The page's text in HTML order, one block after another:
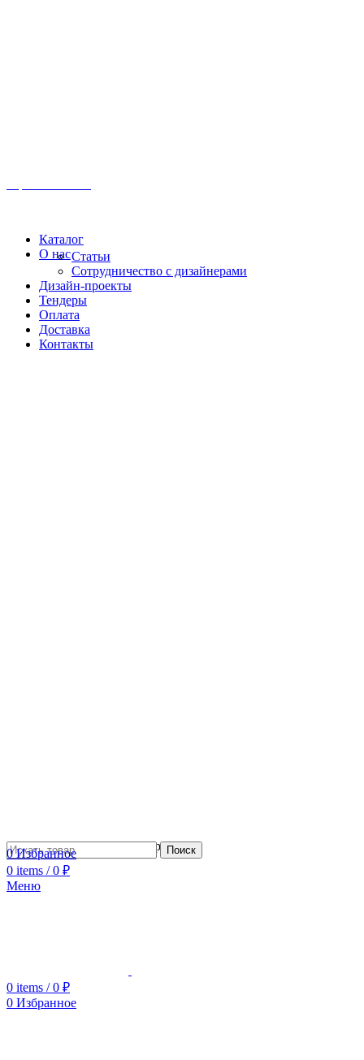
Каталог
О насСтатьи
Сотрудничество с дизайнерами
Дизайн-проекты
Тендеры
Оплата
Доставка
Контакты
Сотрудничество с дизайнерамиПоиск
0Избранное
0 items / 0 ₽
Меню
0 items / 0 ₽
0 Избранное